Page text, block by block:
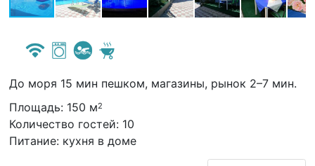
До моря 15 мин пешком, магазины, рынок 2–7 мин.
Площадь: 150 м2
Количество гостей: 10
Питание: кухня в доме